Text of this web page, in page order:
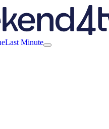
Last Minute